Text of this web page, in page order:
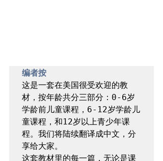
​编者按
这是一套在美国很受欢迎的教
材，按年龄共分三部分：0-6岁
学龄前儿童课程，6-12岁学龄儿
童课程，和12岁以上青少年课
程。我们将陆续翻译成中文，分
享给大家。
这套教材里的每一篇，无论是课